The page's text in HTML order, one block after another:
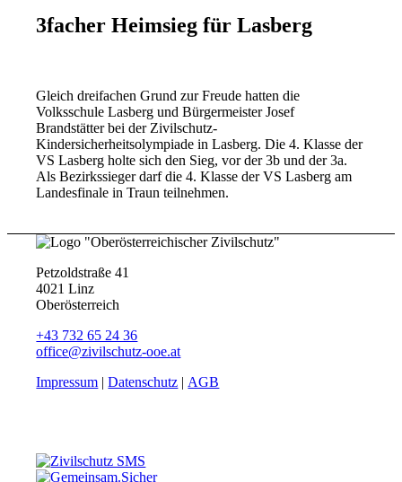
3facher Heimsieg für Lasberg
Gleich dreifachen Grund zur Freude hatten die
Volksschule Lasberg und Bürgermeister Josef
Brandstätter bei der Zivilschutz-
Kindersicherheitsolympiade in Lasberg. Die 4. Klasse der
VS Lasberg holte sich den Sieg, vor der 3b und der 3a.
Als Bezirkssieger darf die 4. Klasse der VS Lasberg am
Landesfinale in Traun teilnehmen.
Petzoldstraße 41
4021 Linz
Oberösterreich
+43 732 65 24 36
office@zivilschutz-ooe.at
Impressum |Datenschutz | AGB